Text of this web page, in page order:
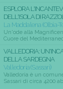
ESPLORA
DELL'ISOLA DI
La Maddalena (Olbia-
Un'ode alla
Cuore del
VALLEDORIA:
DELLA SARDEGNA
Valledoria (Sassari)
Valledoria è un
Sassari di circa 4200